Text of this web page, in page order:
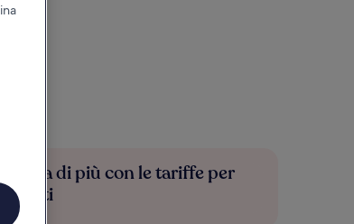
di più con le tariffe per
iscritti